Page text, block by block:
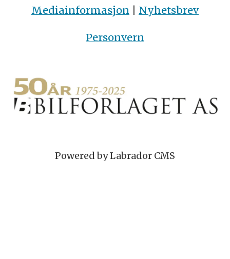
Mediainformasjon | Nyhetsbrev
Personvern
Powered by Labrador CMS